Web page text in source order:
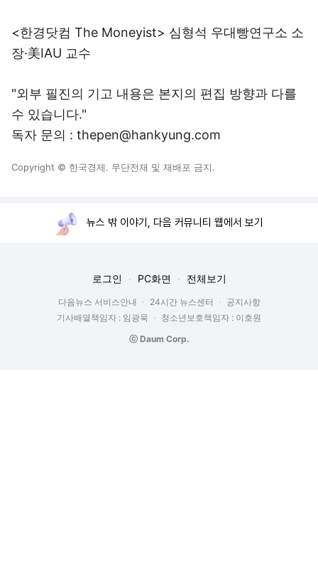
<한경닷컴 The Moneyist> 심형석 우대빵연구소 소
장·美IAU 교수
"외부 필진의 기고 내용은 본지의 편집 방향과 다를
수 있습니다."
독자 문의 : thepen@hankyung.com
Copyright © 한국경제. 무단전재 및 재배포 금지.
뉴스 밖 이야기, 다음 커뮤니티 웹에서 보기
로그인 PC화면 전체보기
다음뉴스 서비스안내 24시간 뉴스센터
공지사항
기사배열책임자 : 임광욱
청소년보호책임자 : 이호원
ⓒ Daum Corp.